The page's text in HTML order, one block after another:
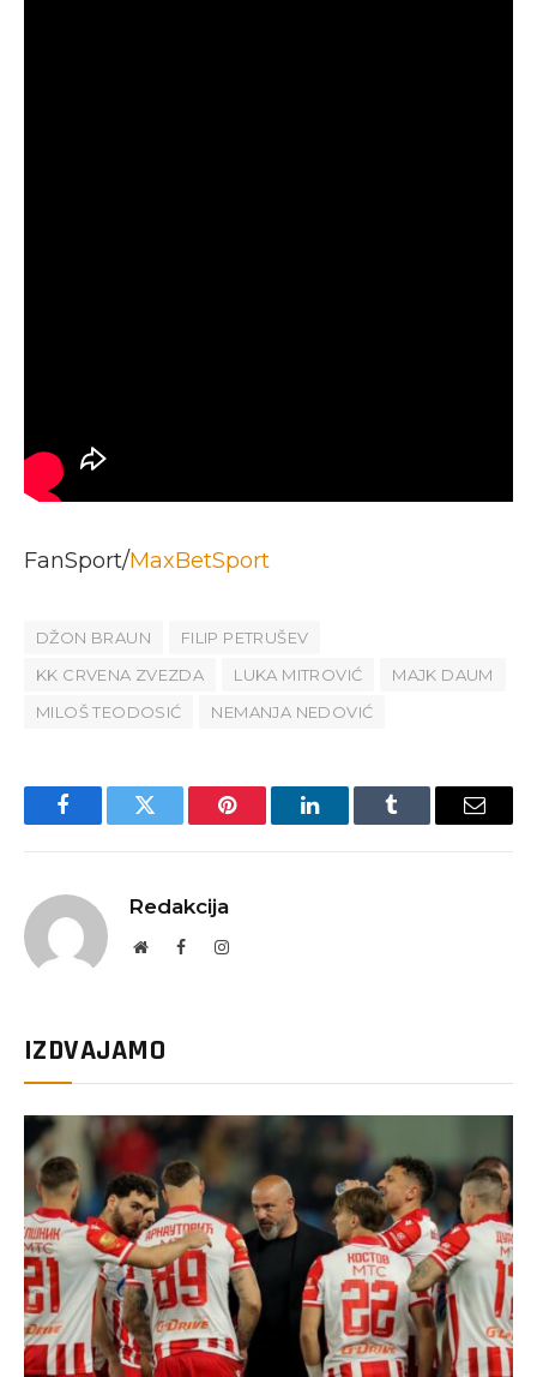
FanSport/MaxBetSport
DŽON BRAUN
FILIP PETRUŠEV
KK CRVENA ZVEZDA
LUKA MITROVIĆ
MAJK DAUM
MILOŠ TEODOSIĆ
NEMANJA NEDOVIĆ
FacebookTwitter Pinterest LinkedInTumblr Email
Redakcija
WebsiteFacebookInstagram
IZDVAJAMO